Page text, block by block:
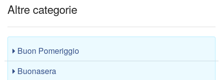
Altre categorie
Buon Pomeriggio
Buonasera